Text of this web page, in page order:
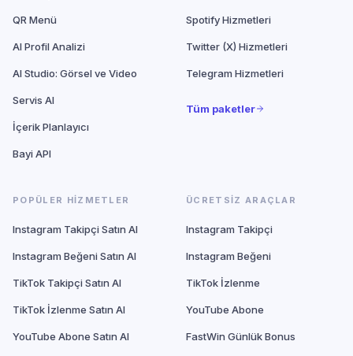
QR Menü
AI Profil Analizi
AI Studio: Görsel ve Video
Servis AI
İçerik Planlayıcı
Bayi API
Spotify Hizmetleri
Twitter (X) Hizmetleri
Telegram Hizmetleri
Tüm paketler
POPÜLER HIZMETLER
Instagram Takipçi Satın Al
Instagram Beğeni Satın Al
TikTok Takipçi Satın Al
TikTok İzlenme Satın Al
YouTube Abone Satın Al
ÜCRETSIZ ARAÇLAR
Instagram Takipçi
Instagram Beğeni
TikTok İzlenme
YouTube Abone
FastWin Günlük Bonus